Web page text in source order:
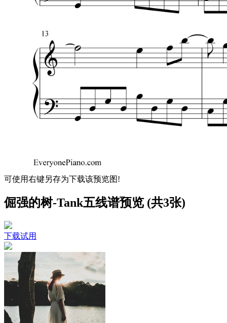
可使用右键另存为下载该预览图!
倔强的树-Tank五线谱预览 (共3张)
下载试用